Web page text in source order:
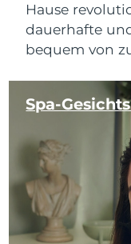
Spa-
Hause
dauerhafte
bequem von